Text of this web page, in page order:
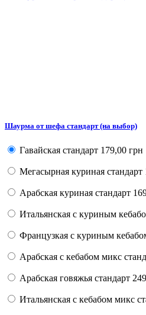
Шаурма от шефа стандарт (на выбор)
Гавайская стандарт 179,00 грн
Мегасырная куриная стандарт
Арабская куриная стандарт
Итальянская с куриным
Французкая с куриным
Арабская с кебабом микс
Арабская говяжья стандарт
Итальянская с кебабом микс